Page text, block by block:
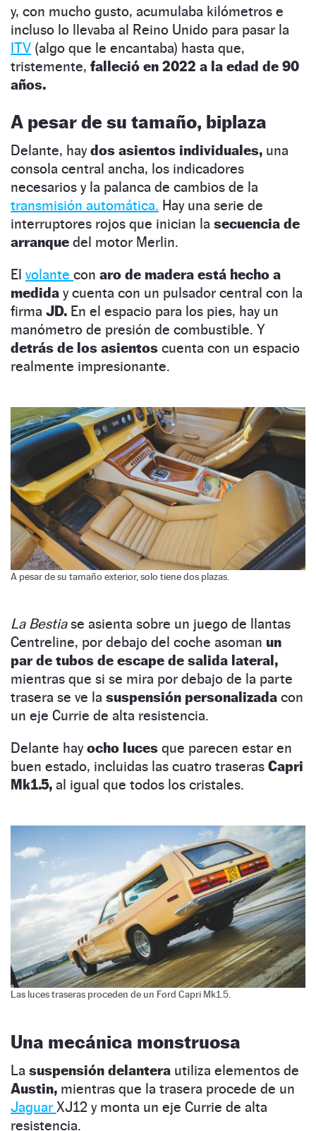
y, con mucho gusto, acumulaba kilómetros e
incluso lo llevaba al Reino Unido para pasar la
ITV (algo que le encantaba) hasta que,
tristemente, falleció en 2022 a la edad de 90
años.
A pesar de su tamaño, biplaza
Delante, haydos asientos individuales, una
consola central ancha, los indicadores
necesarios y la palanca de cambios de la
transmisión automática. Hay una serie de
interruptores rojos que inician la secuencia de
arranque del motor Merlin.
El volante con aro de madera está hecho a
medida y cuenta con un pulsador central con la
firma JD. En el espacio para los pies, hay un
manómetro de presión de combustible. Y
detrás de los asientos cuenta con un espacio
realmente impresionante.
A pesar de su tamaño exterior, solo tiene dos plazas.
La Bestiase asienta sobre un juego de llantas
Centreline, por debajo del coche asoman un
par de tubos de escape de salida lateral,
mientras que si se mira por debajo de la parte
trasera se ve la suspensión personalizada con
un eje Currie de alta resistencia.
Delante hayocho luces que parecen estar en
buen estado, incluidas las cuatro traseras Capri
Mk1.5, al igual que todos los cristales.
Las luces traseras proceden de un Ford Capri Mk1.5.
Una mecánica monstruosa
La suspensión delantera utiliza elementos de
Austin, mientras que la trasera procede de un
Jaguar XJ12 y monta un eje Currie de alta
resistencia.